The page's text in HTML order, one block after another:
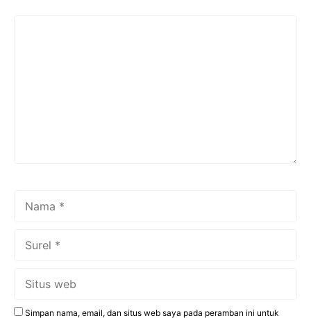
Simpan nama, email, dan situs web saya pada peramban ini untuk